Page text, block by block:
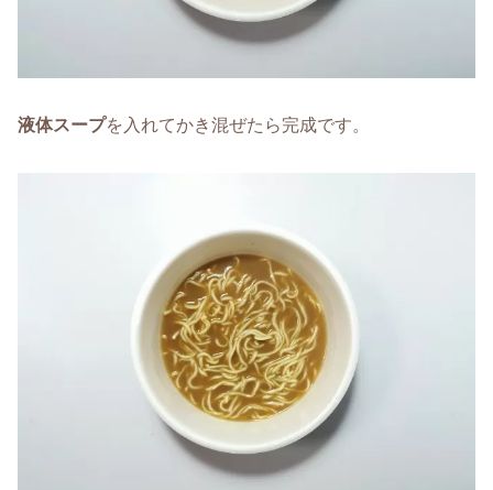
液体スープを入れてかき混ぜたら完成です。